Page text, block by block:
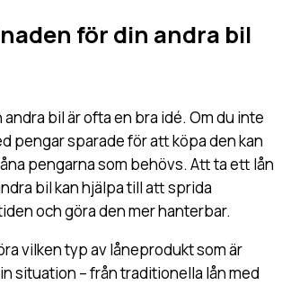
för din andra bil
bil är ofta en bra idé. Om du inte
pengar sparade för att köpa den kan
pengarna som behövs. Att ta ett lån
bil kan hjälpa till att sprida
och göra den mer hanterbar.
vilken typ av låneprodukt som är
situation – från traditionella lån med